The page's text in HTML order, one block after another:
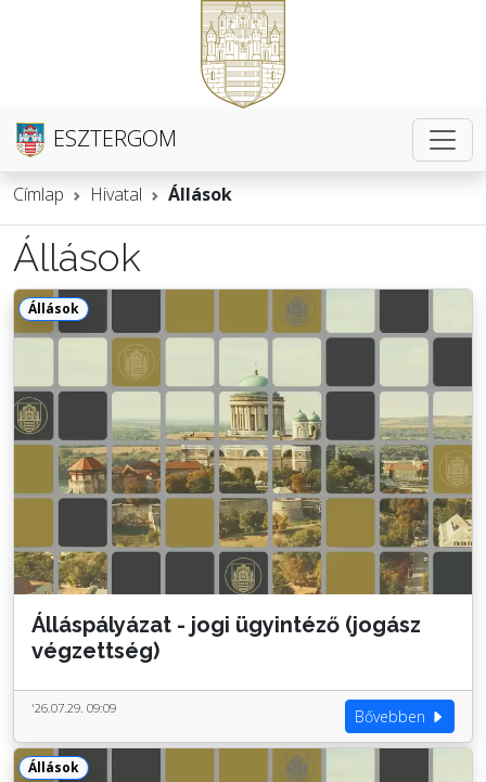
ESZTERGOM
Címlap Hivatal Állások
Állások
Állások
Álláspályázat - jogi ügyintéző (jogász
végzettség)
'26.07.29. 09:09 Bővebben
Állások